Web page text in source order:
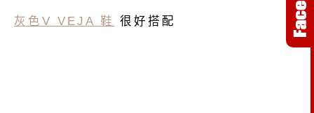
灰色V VEJA 鞋 很好搭配